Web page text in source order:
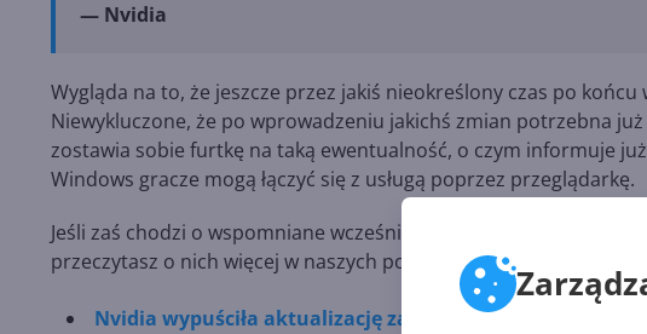
— Nvidia
Wygląda na to, że jeszcze przez jakiś nieokreślony czas po
Niewykluczone, że po wprowadzeniu jakichś zmian potrzebna
zostawia sobie furtkę na taką ewentualność, o czym informuje
Windows gracze mogą łączyć się z usługą poprzez przeglądarkę.
Jeśli zaś chodzi o wspomniane wcześniej aktualizacje
przeczytasz o nich więcej w naszych poprzednich artykułach:
Nvidia wypuściła aktualizację zabezpieczeń dla Windows